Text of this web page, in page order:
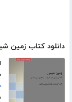
دانلود کتاب زمین